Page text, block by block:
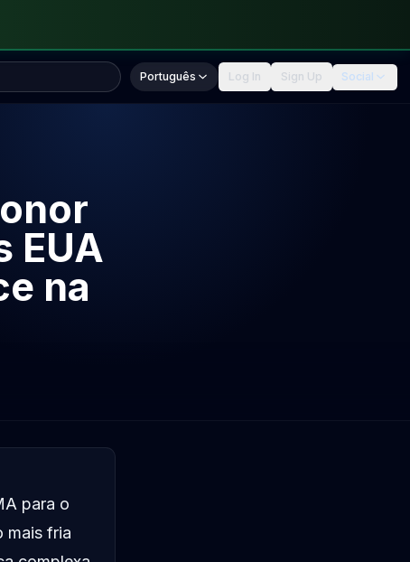
Português Log In Sign Up Social
EUA
na
para o
mais fria